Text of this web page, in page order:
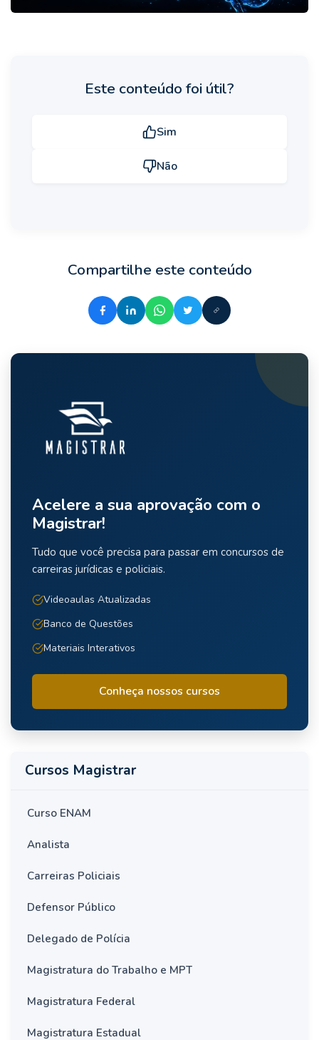
Este conteúdo foi útil?
Sim
Não
Compartilhe este conteúdo
Acelere a sua aprovação com o
Magistrar!
Tudo que você precisa para passar em concursos de
carreiras jurídicas e policiais.
Videoaulas Atualizadas
Banco de Questões
Materiais Interativos
Conheça nossos cursos
Cursos Magistrar
Curso ENAM
Analista
Carreiras Policiais
Defensor Público
Delegado de Polícia
Magistratura do Trabalho e MPT
Magistratura Federal
Magistratura Estadual